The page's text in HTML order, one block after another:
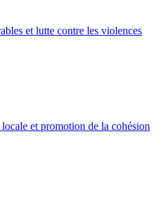
et lutte contre les violences
et promotion de la cohésion